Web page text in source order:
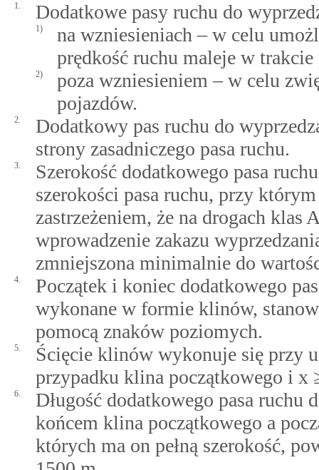
1. Dodatkowe pasy ruchu do
1)
na wzniesieniach – w celu
prędkość ruchu maleje w
2)
poza wzniesieniem – w celu
pojazdów.
2.
Dodatkowy pas ruchu do
strony zasadniczego pasa ruchu.
3.
Szerokość dodatkowego pasa
szerokości pasa ruchu, przy
zastrzeżeniem, że na drogach
wprowadzenie zakazu
zmniejszona minimalnie do
4.
Początek i koniec dodatkowego
wykonane w formie klinów,
pomocą znaków poziomych.
5.
Ścięcie klinów wykonuje się przy
przypadku klina początkowego i x
6.
Długość dodatkowego pasa ruchu
końcem klina początkowego a
których ma on pełną szerokość,